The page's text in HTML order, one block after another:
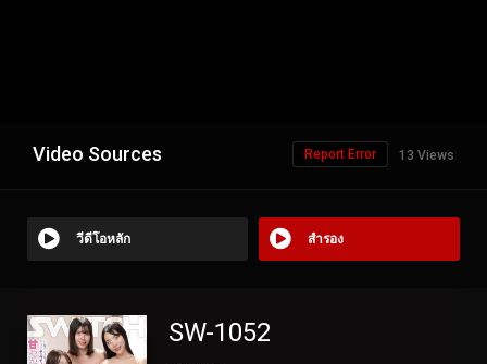
Video Sources 13 Views
Report Error
วีดีโอหลัก สำรอง
SW-1052